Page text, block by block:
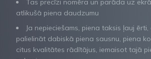
Tas precīzi nomēra un parāda uz
atlikušā piena daudzumu
Ja nepieciešams, piena taksis ļauj
palielināt dabiskā piena sausnu, piena
citus kvalitātes rādītājus, iemaisot tajā